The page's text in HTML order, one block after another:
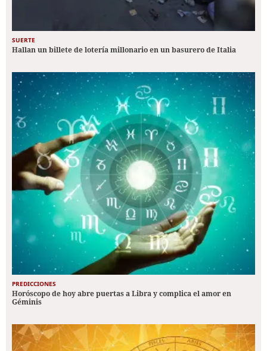
SUERTE
Hallan un billete de lotería millonario en un basurero de Italia
PREDICCIONES
Horóscopo de hoy abre puertas a Libra y complica el amor en
Géminis